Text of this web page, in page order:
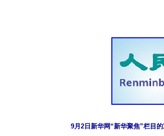
9月2日新华网“新华聚焦”栏目